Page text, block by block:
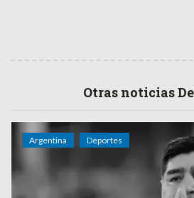
Otras noticias
Argentina Deportes